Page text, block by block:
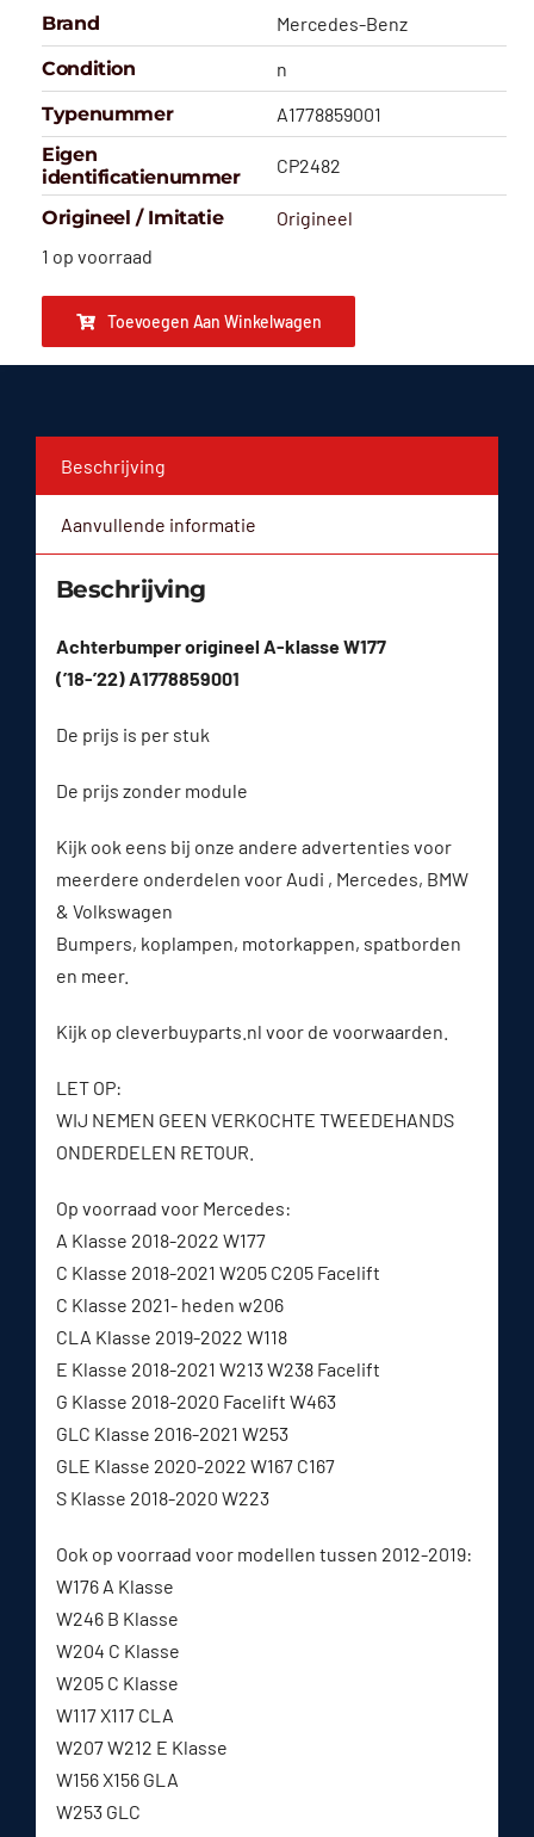
Brand
Mercedes-Benz
Condition
n
Typenummer
A1778859001
Eigen
identificatienummer
CP2482
Origineel / Imitatie
Origineel
1 op voorraad
Toevoegen Aan Winkelwagen
Beschrijving
Aanvullende informatie
Beschrijving
Achterbumper origineel A-klasse W177
(’18-’22) A1778859001
De prijs is per stuk
De prijs zonder module
Kijk ook eens bij onze andere advertenties voor
meerdere onderdelen voor Audi , Mercedes, BMW
& Volkswagen
Bumpers, koplampen, motorkappen, spatborden
en meer.
Kijk op cleverbuyparts.nl voor de voorwaarden.
LET OP:
WIJ NEMEN GEEN VERKOCHTE TWEEDEHANDS
ONDERDELEN RETOUR.
Op voorraad voor Mercedes:
A Klasse 2018-2022 W177
C Klasse 2018-2021 W205 C205 Facelift
C Klasse 2021- heden w206
CLA Klasse 2019-2022 W118
E Klasse 2018-2021 W213 W238 Facelift
G Klasse 2018-2020 Facelift W463
GLC Klasse 2016-2021 W253
GLE Klasse 2020-2022 W167 C167
S Klasse 2018-2020 W223
Ook op voorraad voor modellen tussen 2012-2019:
W176 A Klasse
W246 B Klasse
W204 C Klasse
W205 C Klasse
W117 X117 CLA
W207 W212 E Klasse
W156 X156 GLA
W253 GLC